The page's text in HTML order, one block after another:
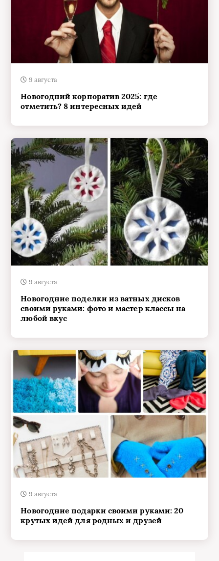
Новогодний корпоратив 2025: где
отметить? 8 интересных идей
Новогодние поделки из ватных дисков
своими руками: фото и мастер классы на
любой вкус
Новогодние подарки своими руками: 20
крутых идей для родных и друзей